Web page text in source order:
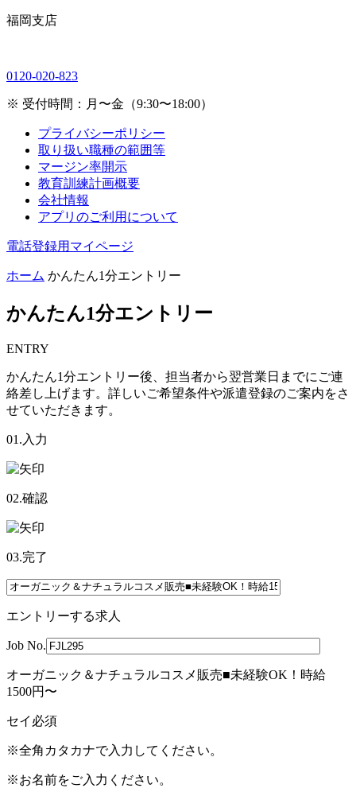
福岡支店
0120-020-823
※ 受付時間：月〜金（9:30〜18:00）
プライバシーポリシー
取り扱い職種の範囲等
マージン率開示
教育訓練計画概要
会社情報
アプリのご利用について
電話登録用マイページ
ホーム かんたん1分エントリー
かんたん1分エントリー
ENTRY
かんたん1分エントリー後、担当者から翌営業日までにご連
絡差し上げます。詳しいご希望条件や派遣登録のご案内をさ
せていただきます。
01.入力
02.確認
03.完了
エントリーする求人
Job No.
オーガニック＆ナチュラルコスメ販売■未経験OK！時給
1500円〜
セイ 必須
※全角カタカナで入力してください。
※お名前をご入力ください。